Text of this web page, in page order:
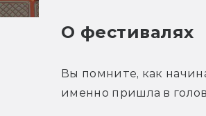
О фестивалях
Вы помните, как
именно пришла в